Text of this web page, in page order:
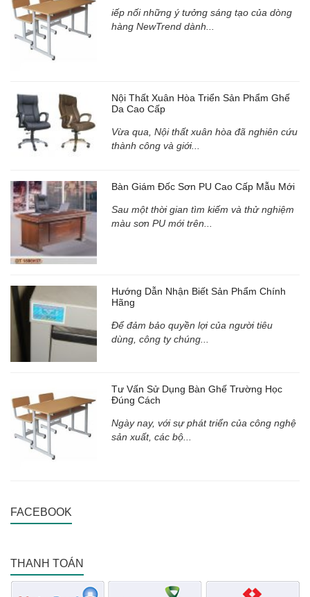
iếp nối những ý tưởng sáng tạo của dòng
hàng NewTrend dành...
Nội Thất Xuân Hòa Triển Sản Phẩm Ghế
Da Cao Cấp
Vừa qua, Nội thất xuân hòa đã nghiên cứu
thành công và giới...
Bàn Giám Đốc Sơn PU Cao Cấp Mẫu Mới
Sau một thời gian tìm kiếm và thử nghiệm
màu sơn PU mới trên...
Hướng Dẫn Nhận Biết Sản Phẩm Chính
Hãng
Để đảm bảo quyền lợi của người tiêu
dùng, công ty chúng...
Tư Vấn Sử Dụng Bàn Ghế Trường Học
Đúng Cách
Ngày nay, với sự phát triển của công nghệ
sản xuất, các bộ...
FACEBOOK
THANH TOÁN